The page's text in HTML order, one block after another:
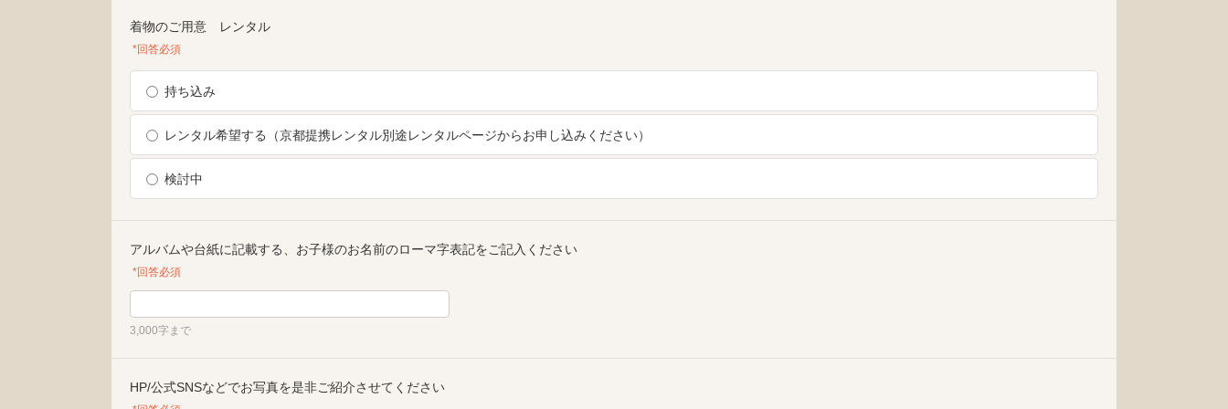
着物のご用意 レンタル
*回答必須
持ち込み
レンタル希望する（京都提携レンタル別途レンタルページからお申し込みください）
検討中
アルバムや台紙に記載する、お子様のお名前のローマ字表記をご記入ください
*回答必須
3,000字まで
HP/公式SNSなどでお写真を是非ご紹介させてください